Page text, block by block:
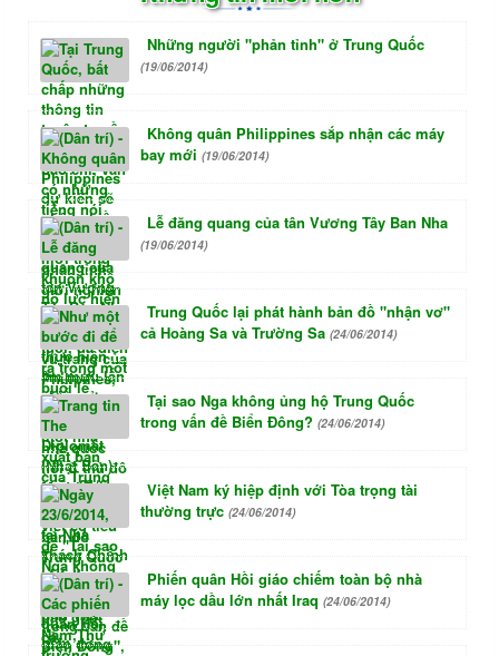
Những người "phản tỉnh" ở Trung Quốc
(19/06/2014)
Không quân Philippines sắp nhận các máy
bay mới (19/06/2014)
Lễ đăng quang của tân Vương Tây Ban Nha
(19/06/2014)
Trung Quốc lại phát hành bản đồ "nhận vơ"
cả Hoàng Sa và Trường Sa (24/06/2014)
Tại sao Nga không ủng hộ Trung Quốc
trong vấn đề Biển Đông? (24/06/2014)
Việt Nam ký hiệp định với Tòa trọng tài
thường trực (24/06/2014)
Phiến quân Hồi giáo chiếm toàn bộ nhà
máy lọc dầu lớn nhất Iraq (24/06/2014)